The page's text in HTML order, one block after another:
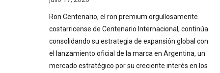
Ron Centenario, el ron premium orgullosamente
costarricense de Centenario Internacional, continúa
consolidando su estrategia de expansión global con
el lanzamiento oficial de la marca en Argentina, un
mercado estratégico por su creciente interés en los